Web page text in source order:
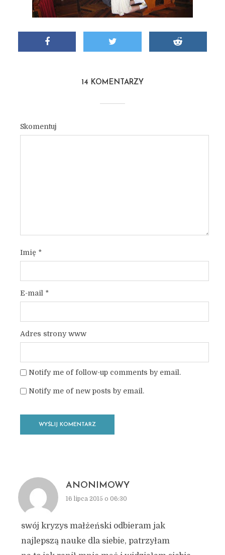
14 KOMENTARZY
Skomentuj
Imię *
E-mail *
Adres strony www
Notify me of follow-up comments by email.
Notify me of new posts by email.
ANONIMOWY
16 lipca 2015 o 06:30
swój kryzys małżeński odbieram jak
najlepszą nauke dla siebie, patrzyłam